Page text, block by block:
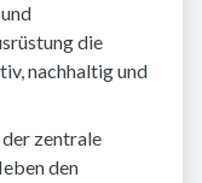
die
nachhaltig und
zentrale
den